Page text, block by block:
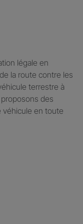
légale en
la route contre les
terrestre à
des
véhicule en toute